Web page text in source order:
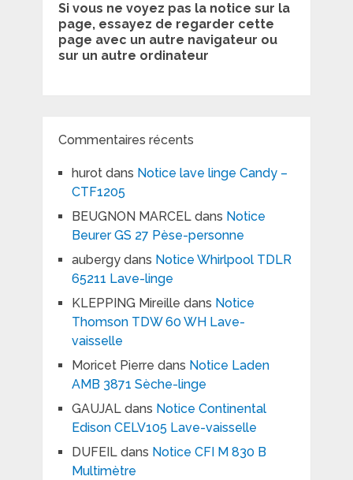
Si vous ne voyez pas la notice sur la
page, essayez de regarder cette
page avec un autre navigateur ou
sur un autre ordinateur
Commentaires récents
hurotdans Notice lave linge Candy –
CTF1205
BEUGNON MARCELdans Notice
Beurer GS 27 Pèse-personne
aubergydans Notice Whirlpool TDLR
65211 Lave-linge
KLEPPING Mireille dans Notice
Thomson TDW 60 WH Lave-
vaisselle
Moricet Pierre dans Notice Laden
AMB 3871 Sèche-linge
GAUJALdans Notice Continental
Edison CELV105 Lave-vaisselle
DUFEILdans Notice CFI M 830 B
Multimètre